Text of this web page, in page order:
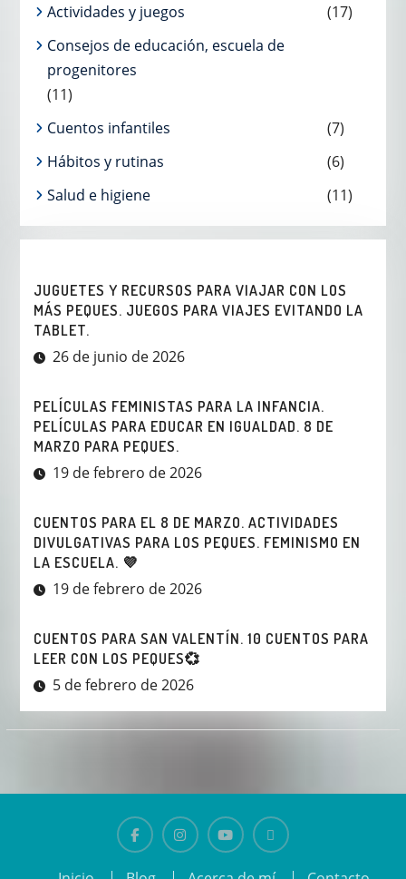
Actividades y juegos
(17)
Consejos de educación, escuela de
progenitores
(11)
Cuentos infantiles
(7)
Hábitos y rutinas
(6)
Salud e higiene
(11)
JUGUETES Y RECURSOS PARA VIAJAR CON LOS
MÁS PEQUES. JUEGOS PARA VIAJES EVITANDO LA
TABLET.
26 de junio de 2026
PELÍCULAS FEMINISTAS PARA LA INFANCIA.
PELÍCULAS PARA EDUCAR EN IGUALDAD. 8 DE
MARZO PARA PEQUES.
19 de febrero de 2026
CUENTOS PARA EL 8 DE MARZO. ACTIVIDADES
DIVULGATIVAS PARA LOS PEQUES. FEMINISMO EN
LA ESCUELA. 💜
19 de febrero de 2026
CUENTOS PARA SAN VALENTÍN. 10 CUENTOS PARA
LEER CON LOS PEQUES💞
5 de febrero de 2026